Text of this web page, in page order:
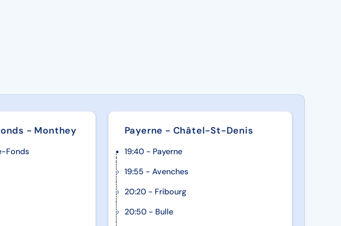
- Monthey
Fonds
Payerne - Châtel-St-Denis
19:40 - Payerne
19:55 - Avenches
20:20 - Fribourg
20:50 - Bulle